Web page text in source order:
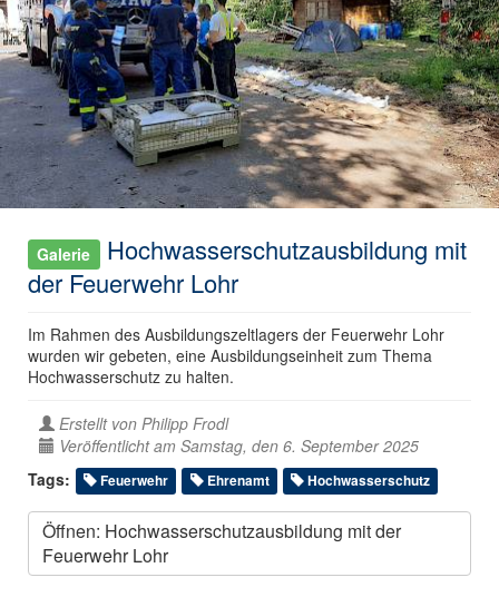
Galerie
Hochwasserschutzausbildung mit
der Feuerwehr Lohr
Im Rahmen des Ausbildungszeltlagers der Feuerwehr Lohr
wurden wir gebeten, eine Ausbildungseinheit zum Thema
Hochwasserschutz zu halten.
Erstellt von Philipp Frodl
Veröffentlicht am Samstag, den 6. September 2025
Tags:
Feuerwehr Ehrenamt Hochwasserschutz
Öffnen: Hochwasserschutzausbildung mit der
Feuerwehr Lohr